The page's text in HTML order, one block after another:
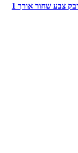
תעלת דריכה PVC דקורטיבית לכבלים עם פס דבק צבע שחור אורך 1